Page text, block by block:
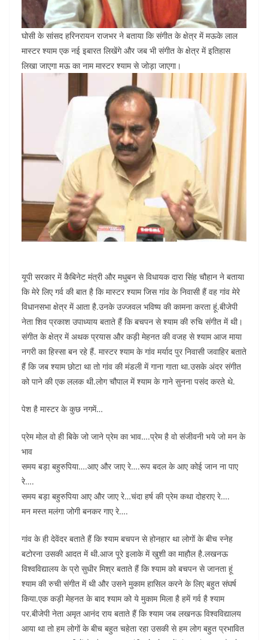
घोसी के सांसद हरिनरायन राजभर ने बताया कि संगीत के क्षेत्र में मऊके लाल
मास्टर श्याम एक नई इबारत लिखेंगे और जब भी संगीत के क्षेत्र में इतिहास
लिखा जाएगा मऊ का नाम मास्टर श्याम से जोड़ा जाएगा।
यूपी सरकार में कैबिनेट मंत्री और मधुबन से विधायक दारा सिंह चौहान ने बताया
कि मेरे लिए गर्व की बात है कि मास्टर श्याम जिस गांव के निवासी हैं वह गांव मेरे
विधानसभा क्षेत्र में आता है.उनके उज्जवल भविष्य की कामना करता हूं.बीजेपी
नेता शिव प्रकाश उपाध्याय बताते हैं कि बचपन से श्याम की रुचि संगीत में थी।
संगीत के क्षेत्र में अथक प्रयास और कड़ी मेहनत की वजह से श्याम आज माया
नगरी का हिस्सा बन रहे हैं. मास्टर श्याम के गांव मर्याद पुर निवासी जवाहिर बताते
हैं कि जब श्याम छोटा था तो गांव की मंडली में गाना गाता था.उसके अंदर संगीत
को पाने की एक ललक थी.लोग चौपाल में श्याम के गाने सुनना पसंद करते थे.
पेश है मास्टर के कुछ नगमें…
प्रेम मोल वो ही बिके जो जाने प्रेम का भाव….प्रेम है वो संजीवनी भये जो मन के
भाव
समय बड़ा बहुरुपिया….आए और जाए रे….रूप बदल के आए कोई जान ना पाए
रे….
समय बड़ा बहुरुपिया आए और जाए रे…चंदा हर्ष की प्रेम कथा दोहराए रे….
मन मस्त मलंगा जोगी बनकर गाए रे….
गांव के ही देवेंदर बताते हैं कि श्याम बचपन से होनहार था लोगों के बीच स्नेह
बटोरना उसकी आदत में थी.आज पूरे इलाके में खुशी का माहौल है.लखनऊ
विश्वविद्यालय के प्रो सुधीर मिश्र बताते हैं कि श्याम को बचपन से जानता हूं
श्याम की रुची संगीत में थी और उसने मुकाम हासिल करने के लिए बहुत संघर्ष
किया.एक कड़ी मेहनत के बाद श्याम को ये मुकाम मिला है हमें गर्व है श्याम
पर.बीजेपी नेता अमृत आनंद राय बताते हैं कि श्याम जब लखनऊ विश्वविद्यालय
आया था तो हम लोगों के बीच बहुत चहेता रहा उसकी से हम लोग बहुत प्रभावित